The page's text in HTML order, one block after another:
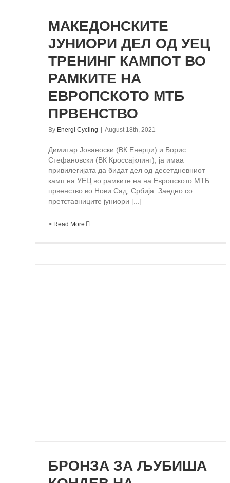
МАКЕДОНСКИТЕ
ЈУНИОРИ ДЕЛ ОД УЕЦ
ТРЕНИНГ КАМПОТ ВО
РАМКИТЕ НА
ЕВРОПСКОТО МТБ
ПРВЕНСТВО
By Energi Cycling | August 18th, 2021
Димитар Јованоски (ВК Енерџи) и Борис
Стефановски (ВК Кроссајклинг), ја имаа
привилегијата да бидат дел од десетдневниот
камп на УЕЦ во рамките на на Европското МТБ
првенство во Нови Сад, Србија. Заедно со
претставниците јуниори [...]
> Read More
БРОНЗА ЗА ЉУБИША